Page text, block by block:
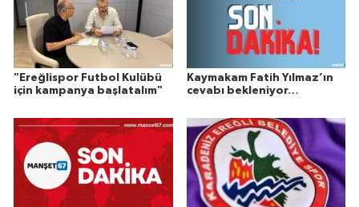
"Ereğlispor Futbol Kulübü
için kampanya başlatalım"
Kaymakam Fatih Yılmaz’ın
cevabı bekleniyor…